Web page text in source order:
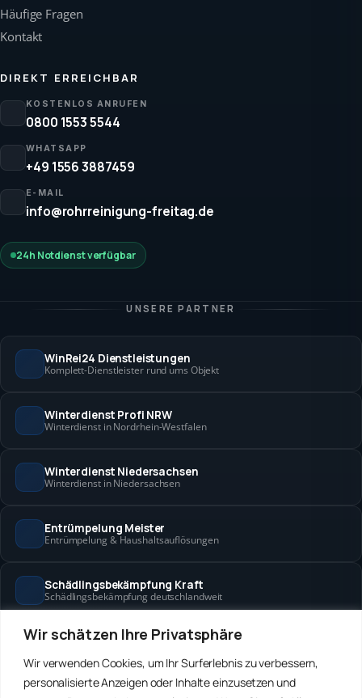
Wir schätzen Ihre Privatsphäre
Wir verwenden Cookies, um Ihr Surferlebnis zu verbessern,
personalisierte Anzeigen oder Inhalte einzusetzen und
Häufige Fragen
Kontakt
DIREKT ERREICHBAR
KOSTENLOS ANRUFEN
0800 1553 5544
WHATSAPP
+49 1556 3887459
E-MAIL
info@rohrreinigung-freitag.de
24h Notdienst verfügbar
UNSERE PARTNER
WinRei24 Dienstleistungen
Komplett-Dienstleister rund ums Objekt
Winterdienst Profi NRW
Winterdienst in Nordrhein-Westfalen
Winterdienst Niedersachsen
Winterdienst in Niedersachsen
Entrümpelung Meister
Entrümpelung & Haushaltsauflösungen
Schädlingsbekämpfung Kraft
Schädlingsbekämpfung deutschlandweit
Hanse Objektservice